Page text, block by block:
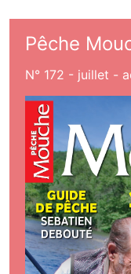
Pêche
N° 172 - juillet -